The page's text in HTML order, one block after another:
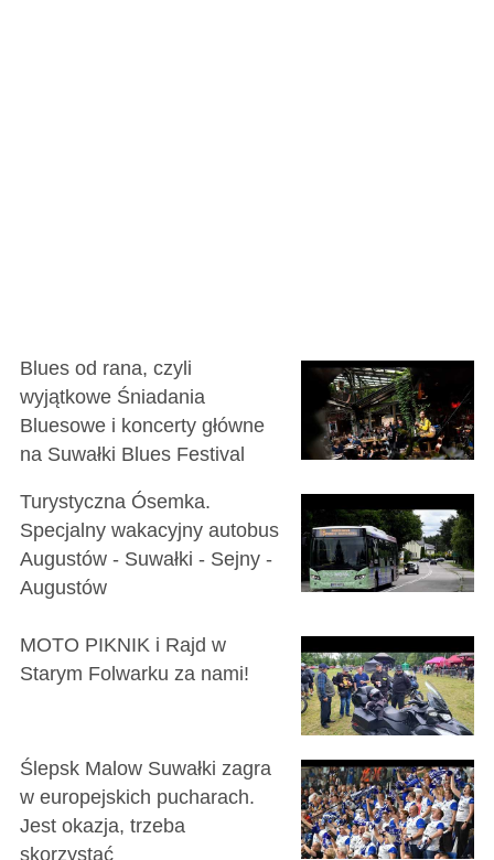
Blues od rana, czyli
wyjątkowe Śniadania
Bluesowe i koncerty główne
na Suwałki Blues Festival
Turystyczna Ósemka.
Specjalny wakacyjny autobus
Augustów - Suwałki - Sejny -
Augustów
MOTO PIKNIK i Rajd w
Starym Folwarku za nami!
Ślepsk Malow Suwałki zagra
w europejskich pucharach.
Jest okazja, trzeba
skorzystać